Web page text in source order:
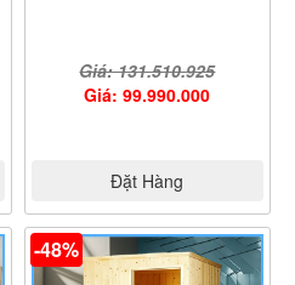
Giá: 131.510.925
Giá: 99.990.000
Đặt Hàng
-48%